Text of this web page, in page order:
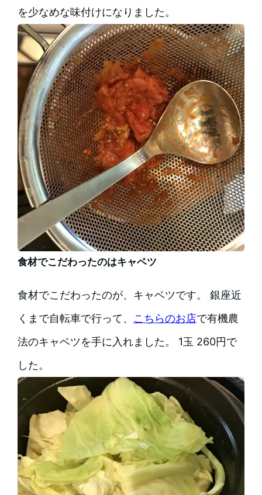
を少なめな味付けになりました。
食材でこだわったのはキャベツ
食材でこだわったのが、キャベツです。 銀座近
くまで自転車で行って、
こちらのお店で有機農
法のキャベツを手に入れました。 1玉 260円で
した。